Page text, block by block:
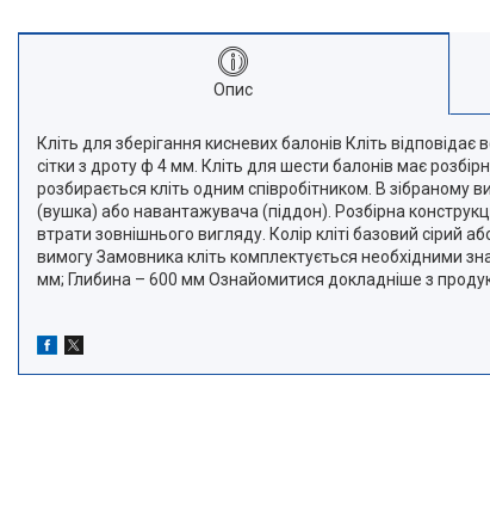
Опис
Кліть для зберігання кисневих балонів Кліть
сітки з дроту ф 4 мм. Кліть для шести балонів має
розбирається кліть одним співробітником. В
(вушка) або навантажувача (піддон). Розбірна
втрати зовнішнього вигляду. Колір кліті базовий
вимогу Замовника кліть комплектується необхідними
мм; Глибина – 600 мм Ознайомитися докладніше з